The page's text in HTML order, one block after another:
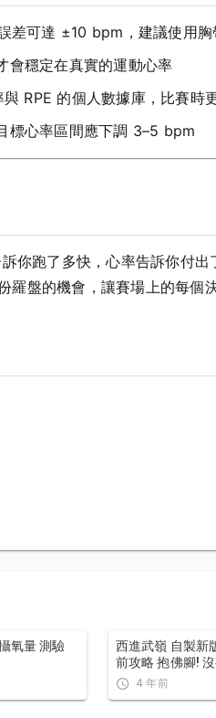
差可達 ±10 bpm，建議使用
會穩定在真實的運動心率
與 RPE 的個人數據庫，比賽時
標心率區間應下調 3–5 bpm
你跑了多快，心率告訴你付
盤的機會，讓賽場上的每個
氧量 測驗
西進武嶺 自製新版AI配速表產生器 x 賽
前攻略 抱佛腳!
速表嗎？有什麼
呢? | 西進武嶺 /
4 年前